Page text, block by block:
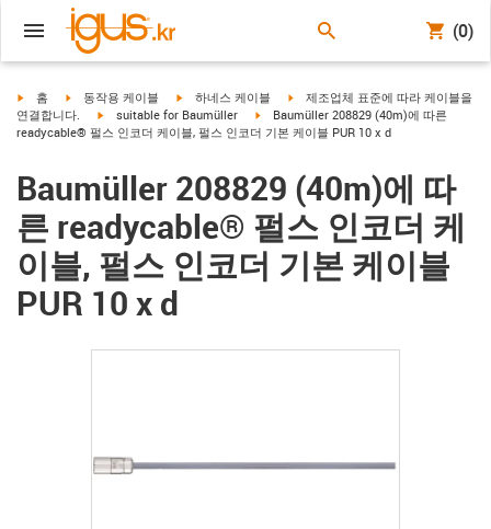
(0)
igus-icon-arrow-right
홈 igus-icon-arrow-right
동작용 케이블 igus-icon-arrow-right
하네스 케이블 igus-icon-arrow-right
제조업체 표준에 따라 케이블을
연결합니다.
igus-icon-arrow-right
suitable for Baumüller igus-icon-arrow-right
Baumüller 208829 (40m)에 따른
readycable® 펄스 인코더 케이블, 펄스 인코더 기본 케이블 PUR 10 x d
Baumüller 208829 (40m)에 따
른 readycable® 펄스 인코더 케
이블, 펄스 인코더 기본 케이블
PUR 10 x d